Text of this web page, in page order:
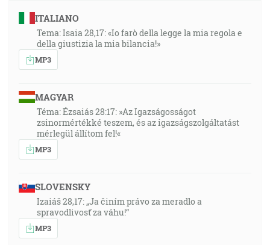
ITALIANO
Tema: Isaia 28,17: «Io farò della legge la mia regola e
della giustizia la mia bilancia!»
MP3
MAGYAR
Téma: Ézsaiás 28:17: »Az Igazságosságot
zsinormértékké teszem, és az igazságszolgáltatást
mérlegül állítom fel!«
MP3
SLOVENSKY
Izaiáš 28,17: „Ja činím právo za meradlo a
spravodlivosť za váhu!“
MP3